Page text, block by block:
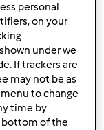
(ricetta
Pasta
x il
personal
on your
under we
If trackers are
may not be as
to change
time by
bottom of the